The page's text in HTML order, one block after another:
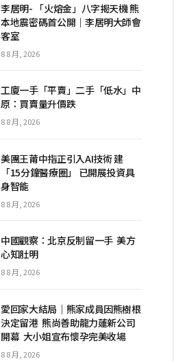
李居明- 「火熔金」八字揭天機 熊
本地震密碼首公開｜李居明大師會
客室
8 8 月, 2026
工廈一手「平賣」二手「低水」中
原：買賣量升價跌
8 8 月, 2026
美團王莆中指正引入AI技術 建
「15分鐘醫療圈」 已開展投資具
身智能
8 8 月, 2026
中國觀察：北京反制留一手 美方
心知肚明
8 8 月, 2026
愛回家大結局｜熊家成員因熊樹根
決定留港 熊尚善助龍力蓮新公司
開幕 大小姐宣布懷孕完美收場
8 8 月, 2026